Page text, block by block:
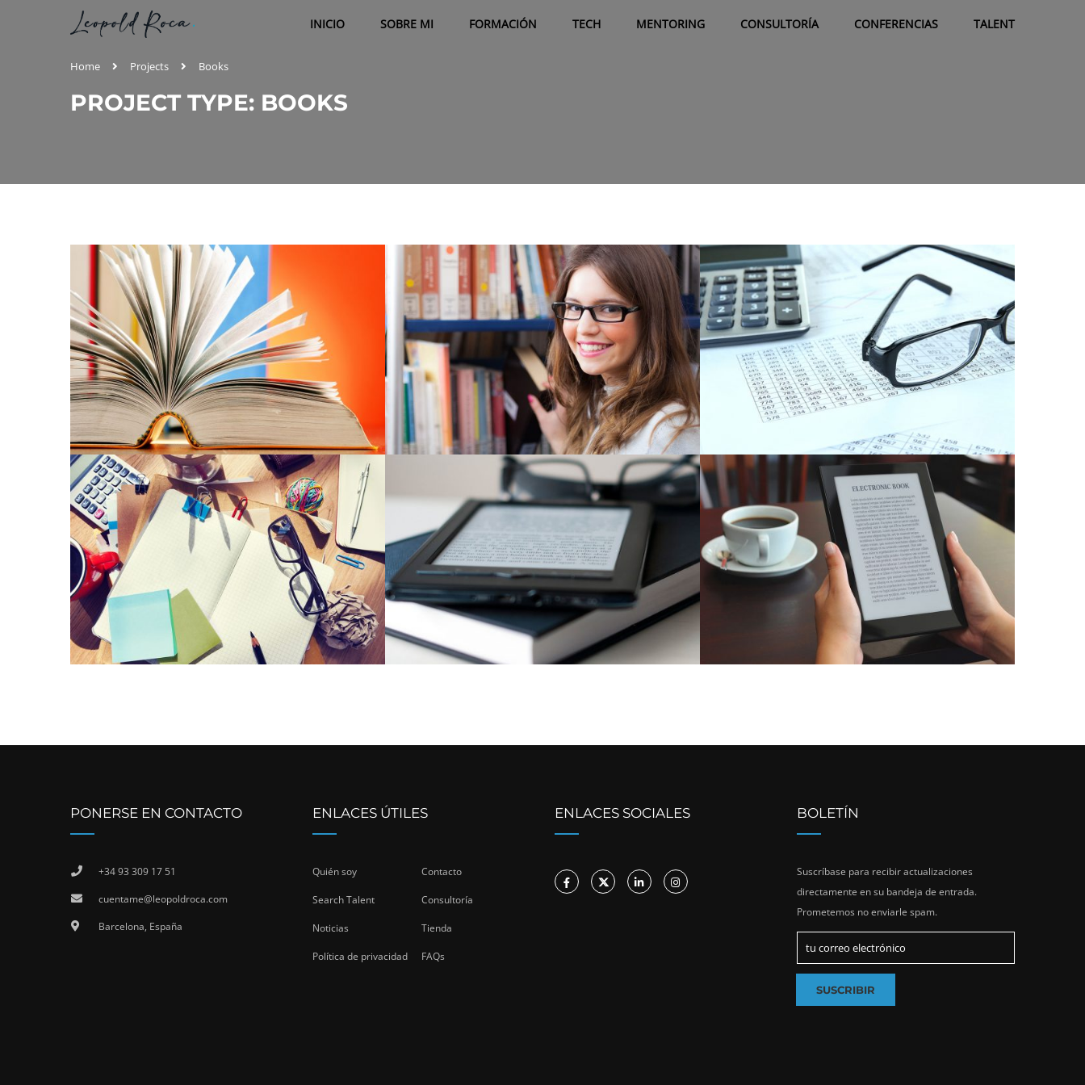
INICIO SOBRE MI FORMACIÓN TECH MENTORING CONSULTORÍA CONFERENCIAS TALENT
Home Projects Books
PROJECT TYPE: BOOKS
PONERSE EN CONTACTO
+34 93 309 17 51
cuentame@leopoldroca.com
Barcelona, España
ENLACES ÚTILES
Quién soy Contacto
Search Talent Consultoría
Noticias Tienda
Política de privacidad FAQs
ENLACES SOCIALES BOLETÍN
Suscríbase para recibir actualizaciones
directamente en su bandeja de entrada.
Prometemos no enviarle spam.